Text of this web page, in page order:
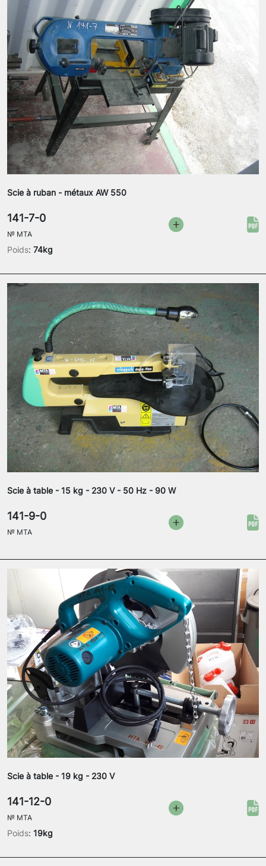
Scie à ruban - métaux AW 550
Poids: 74kg
141-7-0
№ MTA
Scie à table - 15 kg - 230 V - 50 Hz - 90 W
141-9-0
№ MTA
Scie à table - 19 kg - 230 V
Poids: 19kg
141-12-0
№ MTA